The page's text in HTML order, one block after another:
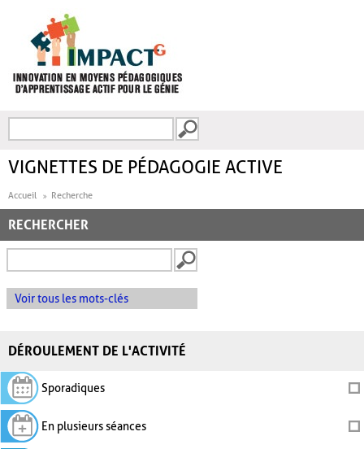
FORMULAIRE DE
VIGNETTES DE PÉDAGOGIE ACTIVE
Accueil Recherche
RECHERCHER
Voir tous les mots-clés
DÉROULEMENT DE L'ACTIVITÉ
Sporadiques
En plusieurs séances